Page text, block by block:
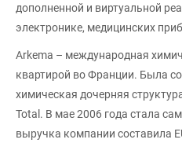
дополненной и виртуальной
электронике, медицинских
Arkema – международная
квартирой во Франции. Была
химическая дочерняя
Total. В мае 2006 года стала
выручка компании составила